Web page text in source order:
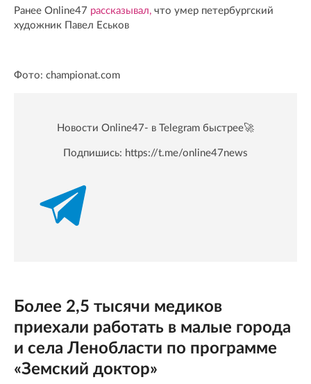
Ранее Online47 рассказывал, что умер петербургский
художник Павел Еськов
Фото: championat.com
Новости Online47- в Telegram быстрее🚀
Подпишись: https://t.me/online47news
Более 2,5 тысячи медиков
приехали работать в малые города
и села Ленобласти по программе
«Земский доктор»